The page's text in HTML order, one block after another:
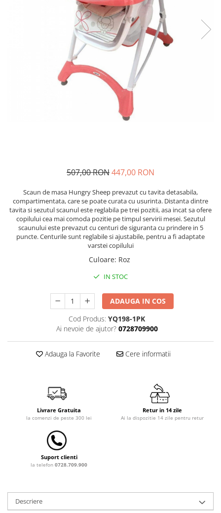
Scaune auto copii de la nastere
Scaune auto 15 kg +
Inaltatoare auto copii
Scaune auto ISOFIX
Accesorii scaune auto
Pat copii 160 x 80 cm
Saltele patut copii
Saltele mici
Saltele de la 120 x 60 cm
Saltele de la 140 x 70 cm
Lenjerii patut 120 x 60 cm
Lenjerii patut 140 x 70 cm
Lenjerie patuturi tineret
Baldachin patut
Paturici copii
Tarcuri si patuturi pliabile
Patut pliant copii
Tarc de joaca copii
Comode copii
Bariere si protectie laterala pat
Bariere de protectie pat
Carusele patut
Costum carnaval copii
507,00 RON447,00 RON
Scaun de masa Hungry Sheep prevazut cu tavita detasabila,
compartimentata, care se poate curata cu usurinta. Distanta dintre
tavita si sezutul scaunul este reglabila pe trei pozitii, asa incat sa ofere
copilului cea mai comoda pozitie pe timpul servirii mesei. Sezutul
scaunului este prevazut cu centuri de siguranta cu prindere in 5
puncte. Centurile sunt reglabile si ajustabile, pentru a fi adaptate
varstei copilului
Culoare: Roz
IN STOC
ADAUGA IN COS
Cod Produs: YQ198-1PK
Ai nevoie de ajutor? 0728709900
Adauga la Favorite Cere informatii
Livrare Gratuita
la comenzi de peste 300 lei
Retur in 14 zile
Ai la dispozitie 14 zile pentru retur
Suport clienti
la telefon 0728.709.900
Descriere